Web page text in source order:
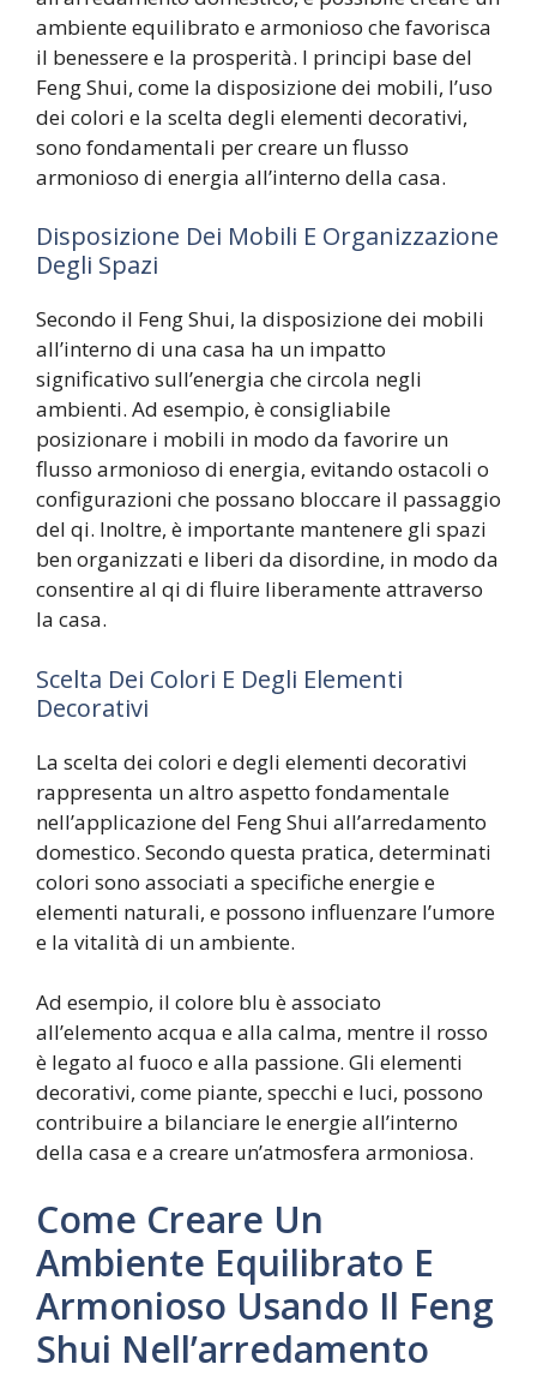
ambiente equilibrato e armonioso che favorisca
il benessere e la prosperità. I principi base del
Feng Shui, come la disposizione dei mobili, l’uso
dei colori e la scelta degli elementi decorativi,
sono fondamentali per creare un flusso
armonioso di energia all’interno della casa.
Disposizione Dei Mobili E Organizzazione
Degli Spazi
Secondo il Feng Shui, la disposizione dei mobili
all’interno di una casa ha un impatto
significativo sull’energia che circola negli
ambienti. Ad esempio, è consigliabile
posizionare i mobili in modo da favorire un
flusso armonioso di energia, evitando ostacoli o
configurazioni che possano bloccare il passaggio
del qi. Inoltre, è importante mantenere gli spazi
ben organizzati e liberi da disordine, in modo da
consentire al qi di fluire liberamente attraverso
la casa.
Scelta Dei Colori E Degli Elementi
Decorativi
La scelta dei colori e degli elementi decorativi
rappresenta un altro aspetto fondamentale
nell’applicazione del Feng Shui all’arredamento
domestico. Secondo questa pratica, determinati
colori sono associati a specifiche energie e
elementi naturali, e possono influenzare l’umore
e la vitalità di un ambiente.
Ad esempio, il colore blu è associato
all’elemento acqua e alla calma, mentre il rosso
è legato al fuoco e alla passione. Gli elementi
decorativi, come piante, specchi e luci, possono
contribuire a bilanciare le energie all’interno
della casa e a creare un’atmosfera armoniosa.
Come Creare Un
Ambiente Equilibrato E
Armonioso Usando Il Feng
Shui Nell’arredamento